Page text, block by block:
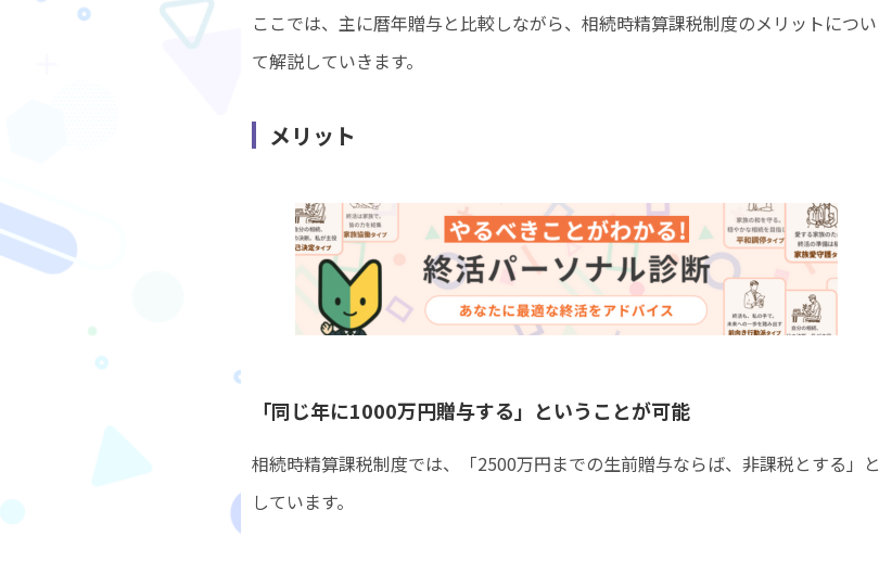
ここでは、主に暦年贈与と比較しながら、相続時精算課税制度のメリットについ
て解説していきます。
メリット
「同じ年に1000万円贈与する」ということが可能
相続時精算課税制度では、「2500万円までの生前贈与ならば、非課税とする」と
しています。